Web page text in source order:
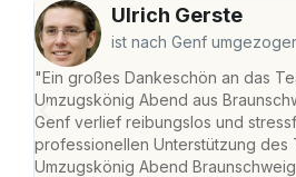
Ulrich Gerste
ist nach Genf
"Ein großes Dankeschön an das
Umzugskönig Abend aus
Genf verlief reibungslos und
professionellen Unterstützung des
Umzugskönig Abend